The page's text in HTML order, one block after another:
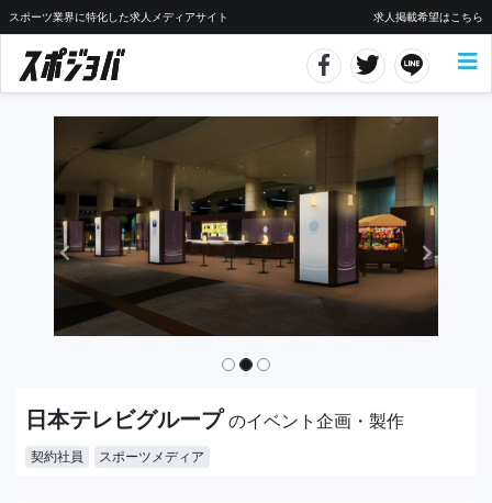
スポーツ業界に特化した求人メディアサイト 求人掲載希望はこちら
日本テレビグループのイベント企画・製作
契約社員 スポーツメディア